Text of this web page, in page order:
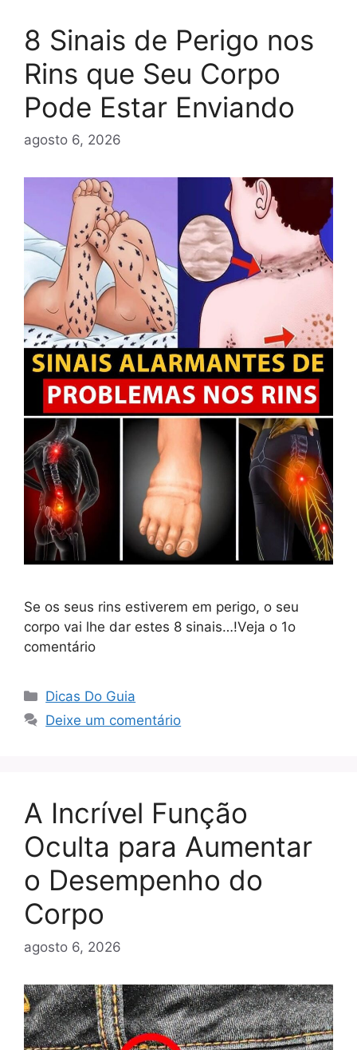
8 Sinais de Perigo nos
Rins que Seu Corpo
Pode Estar Enviando
agosto 6, 2026
Se os seus rins estiverem em perigo, o seu
corpo vai lhe dar estes 8 sinais…!Veja o 1o
comentário
Categorias
Dicas Do Guia
Deixe um comentário
A Incrível Função
Oculta para Aumentar
o Desempenho do
Corpo
agosto 6, 2026